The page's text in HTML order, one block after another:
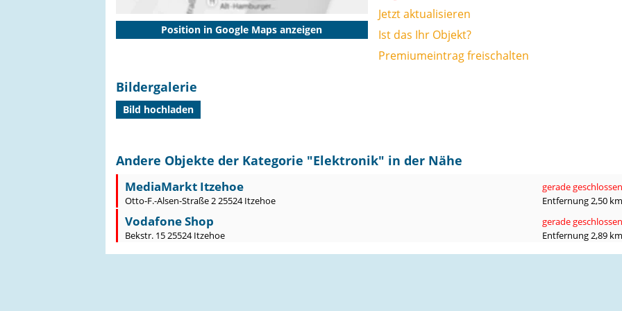
Position in Google Maps anzeigen
Jetzt aktualisieren
Ist das Ihr Objekt?
Premiumeintrag freischalten
Bildergalerie
Bild hochladen
Andere Objekte der Kategorie "Elektronik" in der Nähe
MediaMarkt Itzehoe
gerade geschlossen
Otto-F.-Alsen-Straße 2 25524 Itzehoe
Entfernung 2,50 km
Vodafone Shop
gerade geschlossen
Bekstr. 15 25524 Itzehoe
Entfernung 2,89 km